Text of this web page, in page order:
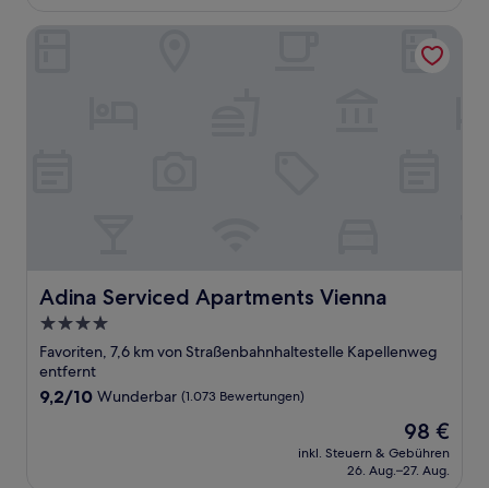
Adina Serviced Apartments Vienna
Adina Serviced Apartments Vienna
4.0-
Sterne-
Unterkunft
Favoriten, 7,6 km von Straßenbahnhaltestelle Kapellenweg
entfernt
9.2
9,2/10 Wunderbar (1.073 Bewertungen)
Der
Preis
beträgt
98 €
inkl. Steuern & Gebühren
26. Aug.–27. Aug.